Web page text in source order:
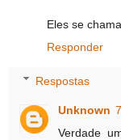
Eles se
Responder
Respostas
Unknown
Verdade